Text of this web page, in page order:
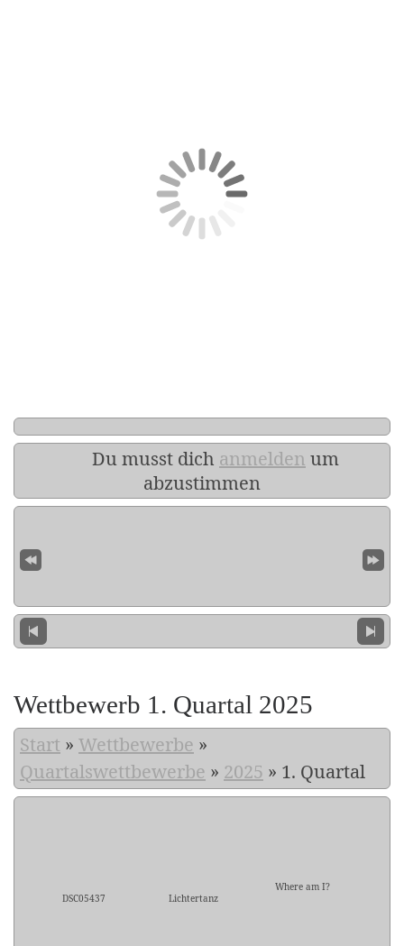
Du musst dich anmelden um
abzustimmen
Wettbewerb 1. Quartal 2025
Start » Wettbewerbe »
Quartalswettbewerbe » 2025 » 1. Quartal
DSC05437 Lichtertanz
Where am I?